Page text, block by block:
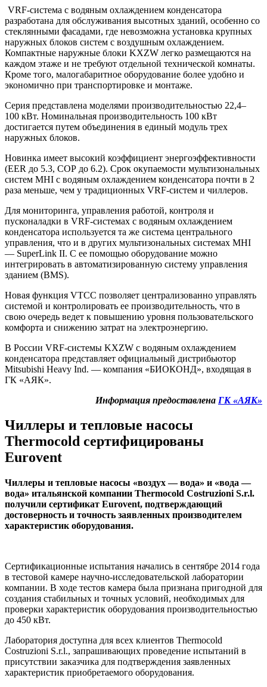
VRF-система с водяным охлаждением конденсатора
разработана для обслуживания высотных зданий, особенно со
стеклянными фасадами, где невозможна установка крупных
наружных блоков систем с воздушным охлаждением.
Компактные наружные блоки KXZW легко размещаются на
каждом этаже и не требуют отдельной технической комнаты.
Кроме того, малогабаритное оборудование более удобно и
экономично при транспортировке и монтаже.
Серия представлена моделями производительностью 22,4–
100 кВт. Номинальная производительность 100 кВт
достигается путем объединения в единый модуль трех
наружных блоков.
Новинка имеет высокий коэффициент энергоэффективности
(EER до 5.3, СОР до 6.2). Срок окупаемости мультизональных
систем MHI с водяным охлаждением конденсатора почти в 2
раза меньше, чем у традиционных VRF-систем и чиллеров.
Для мониторинга, управления работой, контроля и
пусконаладки в VRF-системах с водяным охлаждением
конденсатора используется та же система центрального
управления, что и в других мультизональных системах MHI
— SuperLink II. С ее помощью оборудование можно
интегрировать в автоматизированную систему управления
зданием (BMS).
Новая функция VTCC позволяет централизованно управлять
системой и контролировать ее производительность, что в
свою очередь ведет к повышению уровня пользовательского
комфорта и снижению затрат на электроэнергию.
В России VRF-системы KXZW с водяным охлаждением
конденсатора представляет официальный дистрибьютор
Mitsubishi Heavy Ind. — компания «БИОКОНД», входящая в
ГК «АЯК».
Информация предоставлена ГК «АЯК»
Чиллеры и тепловые насосы
Thermocold сертифицированы
Eurovent
Чиллеры и тепловые насосы «воздух — вода» и «вода —
вода» итальянской компании Thermocold Costruzioni S.r.l.
получили сертификат Eurovent, подтверждающий
достоверность и точность заявленных производителем
характеристик оборудования.
Сертификационные испытания начались в сентябре 2014 года
в тестовой камере научно-исследовательской лаборатории
компании. В ходе тестов камера была признана пригодной для
создания стабильных и точных условий, необходимых для
проверки характеристик оборудования производительностью
до 450 кВт.
Лаборатория доступна для всех клиентов Thermocold
Costruzioni S.r.l., запрашивающих проведение испытаний в
присутствии заказчика для подтверждения заявленных
характеристик приобретаемого оборудования.